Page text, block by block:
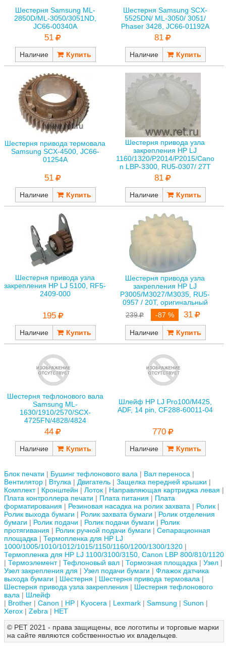
Шестерня Samsung ML-
2850D/ML-3050/3051ND,
JC66-00340A
51
Наличие
Шестерня Samsung SCX-
5525DN/ ML-3050/ 3051/
Phaser 3428, JC66-01192A
81
Наличие
Шестерня привода термовала
Samsung SCX-4500, JC66-
01254A
51
Наличие
Шестерня привода узла
закрепления HP LJ
1160/1320/P2014/P2015/Cano
n LBP-3300, RU5-0307/ 27T
81
Наличие
Шестерня привода узла
закрепления HP LJ 5100, RF5-
2409-000
195
Наличие
Шестерня привода узла
закрепления HP LJ
P3005/M3027/M3035, RU5-
0957 / 20T, оригинальный
239
-87 % 31
Наличие
Шестерня тефлонового вала
Samsung ML-
1630/1910/2570/SCX-
4725FN/4828/4824
44
Наличие
Шлейф HP LJ Pro100/M425,
ADF, 14 pin, CF288-60011-04
770
Наличие
Блок печати Бушинг тефлонового вала
Вал переноса
Вентилятор
Втулка Двигатель
Защелка передней крышки
Комплект
Кронштейн Лоток
Направляющая картриджа левая
Плата контроллера печати
Плата питания
Плата
форматирования
Резиновая насадка на ролик захвата
Ролик
Ролик выхода бумаги
Ролик захвата бумаги
Ролик отделения
бумаги
Ролик подачи Ролик подачи бумаги
Ролик
протягивания
Ролик ручной подачи бумаги
Сепарационная
площадка
Термопленка для HP LJ
1000/1005/1010/1012/1015/1150/1160/1200/1300/1320
Термопленка для HP LJ 1100/3100/3150, Canon LBP 800/810/1120
Термоэлемент
Тефлоновый вал Тормозная площадка
Узел
Узел закрепления для
Узел подачи бумаги
Флажок датчика
выхода бумаги
Шестерня
Шестерня привода термовала
Шестерня привода узла закрепления
Шестерня тефлонового
вала
Шлейф
Brother
Canon HP Kyocera Lexmark Samsung
Sunon
Xerox
Zebra
НЕТ
© РЕТ 2021 - права защищены, все логотипы и торговые марки
на сайте являются собственностью их владельцев.